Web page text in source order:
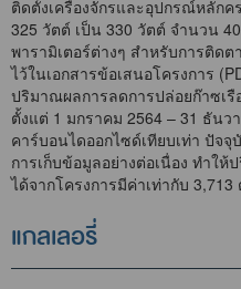
ติดตั้งเครื่องจักรและอุปกรณ์หลัก
325 วัตต์ เป็น 330 วัตต์ จำนวน
พารามิเตอร์ต่างๆ สำหรับการติด
ไว้ในเอกสารข้อเสนอโครงการ
ปริมาณผลการลดการปล่อยก๊าซเรื
ตั้งแต่ 1 มกราคม 2564 – 31 ธัน
คาร์บอนไดออกไซด์เทียบเท่า ปัจ
การเก็บข้อมูลอย่างต่อเนื่อง ทำใ
ได้จากโครงการมีค่าเท่ากับ
แกลเลอรี่